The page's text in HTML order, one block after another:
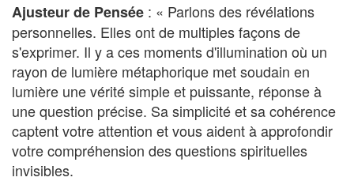
Ajusteur de Pensée : « Parlons des révélations
personnelles. Elles ont de multiples façons de
s'exprimer. Il y a ces moments d'illumination où un
rayon de lumière métaphorique met soudain en
lumière une vérité simple et puissante, réponse à
une question précise. Sa simplicité et sa cohérence
captent votre attention et vous aident à approfondir
votre compréhension des questions spirituelles
invisibles.